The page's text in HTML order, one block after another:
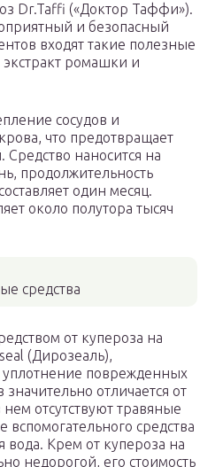
Dr.Taffi («Доктор Таффи»).
и безопасный
входят такие полезные
ромашки и
сосудов и
что предотвращает
наносится на
продолжительность
один месяц.
около полутора тысяч
средства
от купероза на
(Дирозеаль),
поврежденных
отличается от
отсутствуют травяные
вспомогательного средства
вода. Крем от купероза на
недорогой, его стоимость